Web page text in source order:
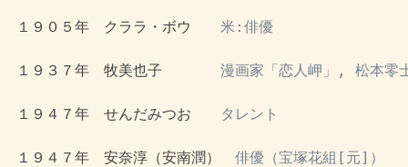
１９０５年　クララ・ボウ 米:俳優
１９３７年　牧美也子 漫画家「恋人岬」, 松本零
１９４７年　せんだみつお タレント
１９４７年　安奈淳（安南潤） 俳優（宝塚花組[元]）